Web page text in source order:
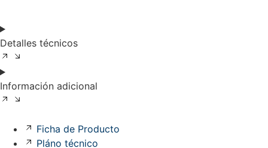
Detalles técnicos
Información adicional
Ficha de Producto
Pláno técnico